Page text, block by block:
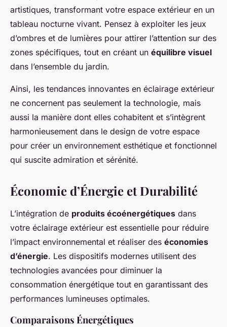
artistiques, transformant votre espace extérieur en un
tableau nocturne vivant. Pensez à exploiter les jeux
d’ombres et de lumières pour attirer l’attention sur des
zones spécifiques, tout en créant un équilibre visuel
dans l’ensemble du jardin.
Ainsi, les tendances innovantes en éclairage extérieur
ne concernent pas seulement la technologie, mais
aussi la manière dont elles cohabitent et s’intègrent
harmonieusement dans le design de votre espace
pour créer un environnement esthétique et fonctionnel
qui suscite admiration et sérénité.
Économie d’Énergie et Durabilité
L’intégration de produits écoénergétiques dans
votre éclairage extérieur est essentielle pour réduire
l’impact environnemental et réaliser des économies
d’énergie. Les dispositifs modernes utilisent des
technologies avancées pour diminuer la
consommation énergétique tout en garantissant des
performances lumineuses optimales.
Comparaisons Énergétiques